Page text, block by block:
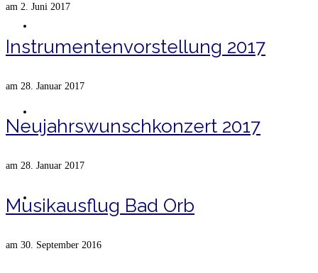
Fotos
am 2. Juni 2017
Instrumentenvorstellung 2017
am 28. Januar 2017
Neujahrswunschkonzert 2017
am 28. Januar 2017
Musikausflug Bad Orb
am 30. September 2016